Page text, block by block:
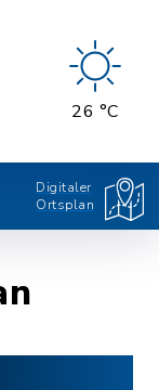
26 °C
Digitaler
Ortsplan